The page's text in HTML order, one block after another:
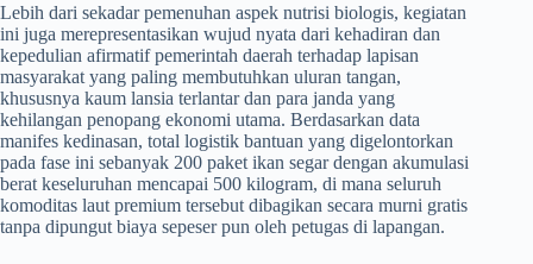
​Lebih dari sekadar pemenuhan aspek nutrisi biologis, kegiatan
ini juga merepresentasikan wujud nyata dari kehadiran dan
kepedulian afirmatif pemerintah daerah terhadap lapisan
masyarakat yang paling membutuhkan uluran tangan,
khususnya kaum lansia terlantar dan para janda yang
kehilangan penopang ekonomi utama. Berdasarkan data
manifes kedinasan, total logistik bantuan yang digelontorkan
pada fase ini sebanyak 200 paket ikan segar dengan akumulasi
berat keseluruhan mencapai 500 kilogram, di mana seluruh
komoditas laut premium tersebut dibagikan secara murni gratis
tanpa dipungut biaya sepeser pun oleh petugas di lapangan.